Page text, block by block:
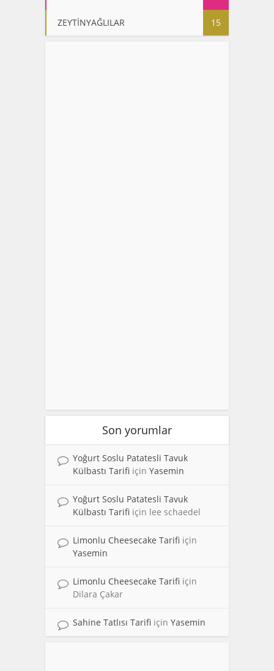
ZEYTİNYAĞLILAR 15
Son yorumlar
Yoğurt Soslu Patatesli Tavuk
Külbastı Tarifi için Yasemin
Yoğurt Soslu Patatesli Tavuk
Külbastı Tarifi için lee schaedel
Limonlu Cheesecake Tarifi için
Yasemin
Limonlu Cheesecake Tarifi için
Dilara Çakar
Sahine Tatlısı Tarifi için Yasemin